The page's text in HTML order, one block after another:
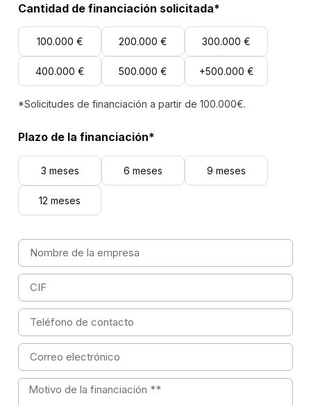
Cantidad de financiación solicitada*
100.000 € 200.000 € 300.000 €
400.000 € 500.000 € +500.000 €
*Solicitudes de financiación a partir de 100.000€.
Plazo de la financiación*
3 meses 6 meses 9 meses
12 meses